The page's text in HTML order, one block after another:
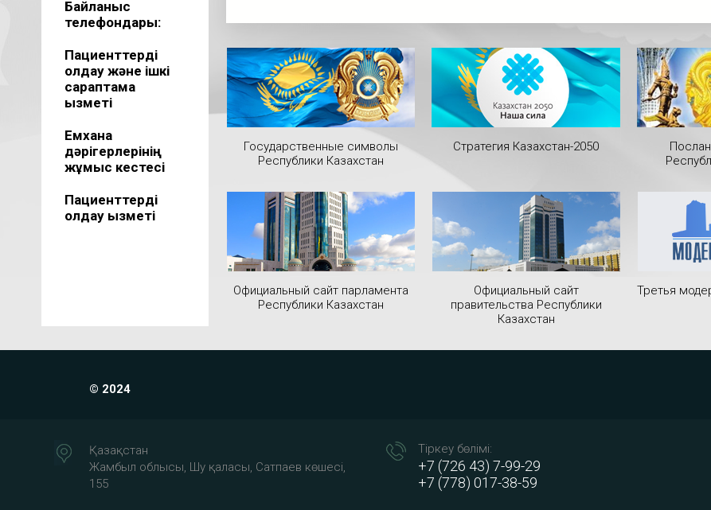
Байланыс
телефондары:
Пациенттерді
қолдау және ішкі
сараптама
қызметі
Емхана
дәрігерлерінің
жұмыс кестесі
Пациенттерді
қолдау қызметі
Государственные символы
Республики Казахстан
Стратегия Казахстан-2050
Официальный сайт парламента
Республики Казахстан
Официальный сайт
правительства Республики
Казахстан
Третья
© 2024
Қазақстан
Жамбыл облысы, Шу қаласы, Сатпаев көшесі,
155
Тіркеу бөлімі:
+7 (726 43) 7-99-29
+7 (778) 017-38-59